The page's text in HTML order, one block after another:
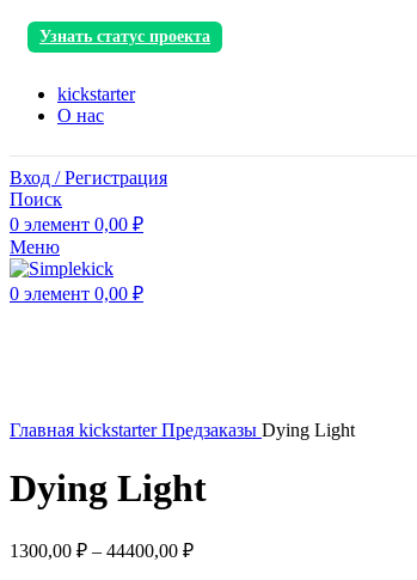
Узнать статус проекта
kickstarter
О нас
Вход / Регистрация
Поиск
0 элемент 0,00 ₽
Меню
0 элемент 0,00 ₽
Главная kickstarterПредзаказы Dying Light
Dying Light
1300,00 ₽ – 44400,00 ₽